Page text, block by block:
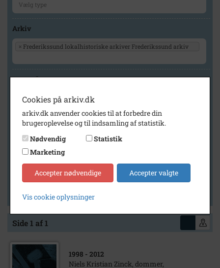
Arkiv
× Frederikssund lokalhistoriske arkiver Frederikssund arkiv
Geografi
Generelt
Vis kun med billeder
Vis kun med filmklip
Vis kun med lydklip
Vis kun med kilder
Vis kun med geo-tag
Side 1 af 1
1998 - 2012
Niels Kristian Zinck, dommer,
Cookies på arkiv.dk
arkiv.dk anvender cookies til at forbedre din
brugeroplevelse og til indsamling af statistik.
Nødvendig
Statistik
Marketing
Accepter nødvendige Accepter valgte
Vis cookie oplysninger